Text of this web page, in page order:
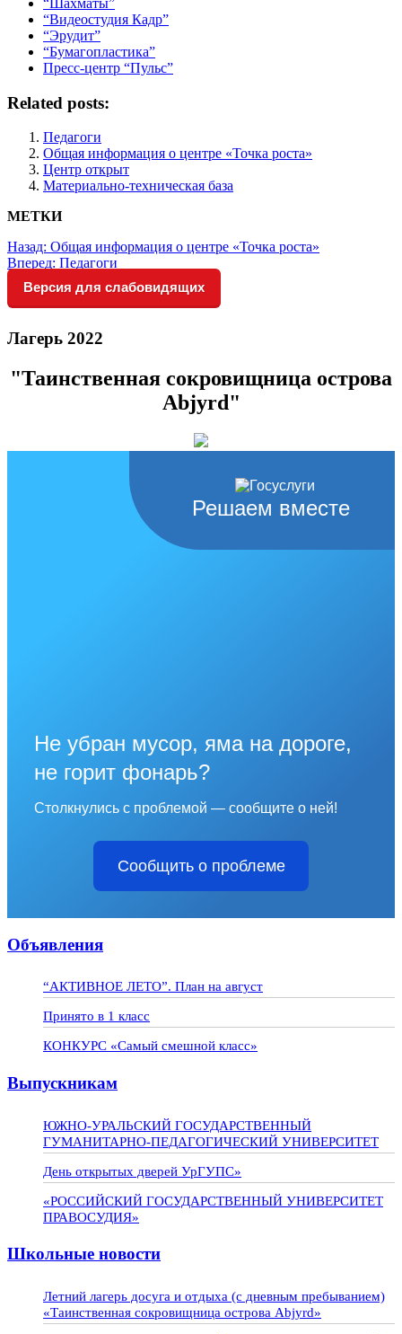
“Видеостудия Кадр”
“Эрудит”
“Бумагопластика”
Пресс-центр “Пульс”
Related posts:
Педагоги
Общая информация о центре «Точка роста»
Центр открыт
Материально-техническая база
МЕТКИ
Назад: Общая информация о центре «Точка роста»
Вперед: Педагоги
Версия для слабовидящих
Лагерь 2022
"Таинственная сокровищница острова
Abjyrd"
Решаем вместе
Не убран мусор, яма на дороге,
не горит фонарь?
Столкнулись с проблемой — сообщите о ней!
Сообщить о проблеме
Объявления
“АКТИВНОЕ ЛЕТО”. План на август
Принято в 1 класс
КОНКУРС «Самый смешной класс»
Выпускникам
ЮЖНО-УРАЛЬСКИЙ ГОСУДАРСТВЕННЫЙ
ГУМАНИТАРНО-ПЕДАГОГИЧЕСКИЙ УНИВЕРСИТЕТ
День открытых дверей УрГУПС»
«РОССИЙСКИЙ ГОСУДАРСТВЕННЫЙ УНИВЕРСИТЕТ
ПРАВОСУДИЯ»
Школьные новости
Летний лагерь досуга и отдыха (с дневным пребыванием)
«Таинственная сокровищница острова Abjyrd»